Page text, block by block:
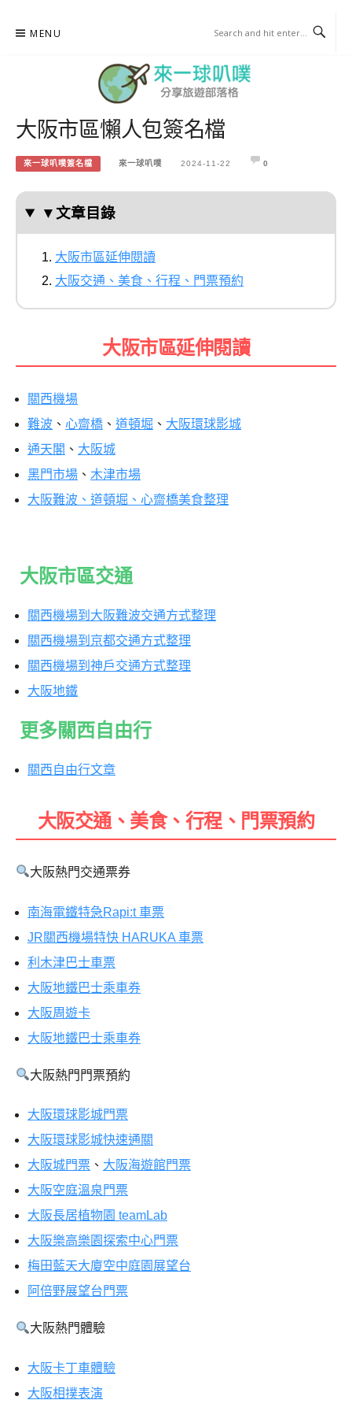
MENU
來一球叭噗
大阪市區懶人包簽名檔
來一球叭噗簽名檔 來一球叭噗 2024-11-22 0
▼文章目錄
大阪市區延伸閱讀
大阪交通、美食、行程、門票預約
大阪市區延伸閱讀
關西機場
難波 、 心齋橋 、 道頓堀 、 大阪環球影城
通天閣 、 大阪城
黑門市場 、 木津市場
大阪難波、道頓堀、心齋橋美食整理
大阪市區交通
關西機場到大阪難波交通方式整理
關西機場到京都交通方式整理
關西機場到神戶交通方式整理
大阪地鐵
更多關西自由行
關西自由行文章
大阪交通、美食、行程、門票預約
大阪熱門交通票券
南海電鐵特急Rapi:t 車票
JR關西機場特快 HARUKA 車票
利木津巴士車票
大阪地鐵巴士乘車券
大阪周遊卡
大阪地鐵巴士乘車券
大阪熱門門票預約
大阪環球影城門票
大阪環球影城快速通關
大阪城門票 、 大阪海遊館門票
大阪空庭溫泉門票
大阪長居植物園 teamLab
大阪樂高樂園探索中心門票
梅田藍天大廈空中庭園展望台
阿倍野展望台門票
大阪熱門體驗
大阪卡丁車體驗
大阪相撲表演